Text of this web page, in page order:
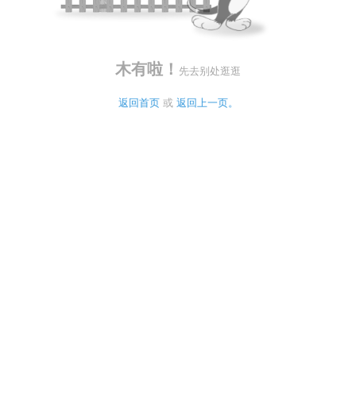
木有啦！ 先去别处逛逛
返回首页 或 返回上一页。